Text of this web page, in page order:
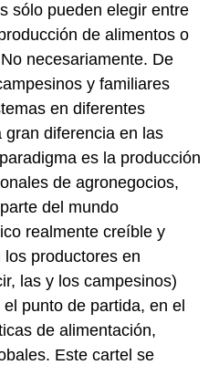
sólo pueden elegir entre
de alimentos o
necesariamente. De
y familiares
en diferentes
diferencia en las
es la producción
de agronegocios,
del mundo
realmente creíble y
productores en
las y los campesinos)
punto de partida, en el
de alimentación,
Este cartel se